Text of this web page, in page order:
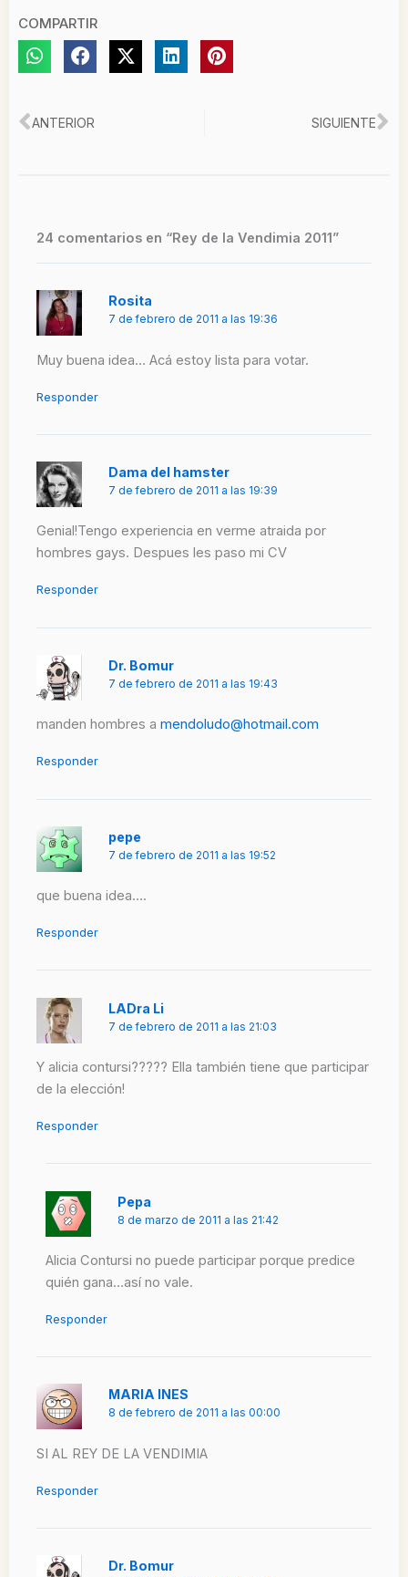
COMPARTIR
Ant
ANTERIOR SIGUIENTE
24 comentarios en “Rey de la Vendimia 2011”
Rosita
7 de febrero de 2011 a las 19:36
Muy buena idea… Acá estoy lista para votar.
Responder
Dama del hamster
7 de febrero de 2011 a las 19:39
Genial!Tengo experiencia en verme atraida por
hombres gays. Despues les paso mi CV
Responder
Dr. Bomur
7 de febrero de 2011 a las 19:43
manden hombres a mendoludo@hotmail.com
Responder
pepe
7 de febrero de 2011 a las 19:52
que buena idea….
Responder
LADra Li
7 de febrero de 2011 a las 21:03
Y alicia contursi????? Ella también tiene que participar
de la elección!
Responder
Pepa
8 de marzo de 2011 a las 21:42
Alicia Contursi no puede participar porque predice
quién gana…así no vale.
Responder
MARIA INES
8 de febrero de 2011 a las 00:00
SI AL REY DE LA VENDIMIA
Responder
Dr. Bomur